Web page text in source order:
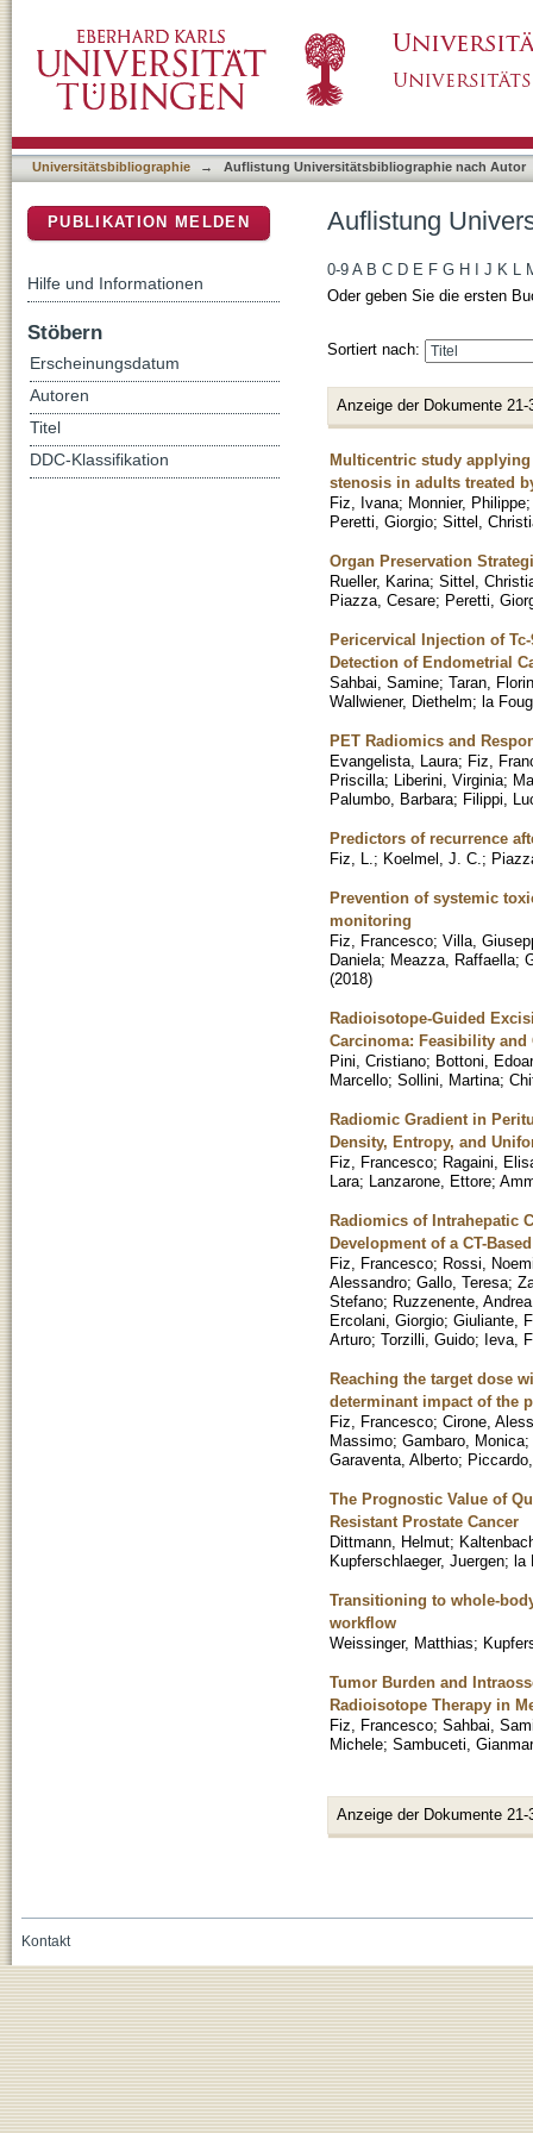
Universitätsbibliographie → Auflistung Universitätsbibliographie nach Autor
Auflistung
0-9 A B C D E F G H J K L
Oder geben Sie die ersten
Sortiert nach:
Anzeige der Dokumente 21-
Multicentric study
stenosis in adults treated
Fiz, Ivana; Monnier, Philippe
Peretti, Giorgio; Sittel,
Organ Preservation
Rueller, Karina; Sittel,
Piazza, Cesare; Peretti,
Pericervical Injection of
Detection of Endometrial
Sahbai, Samine; Taran,
Wallwiener, Diethelm; la
PET Radiomics and
Evangelista, Laura; Fiz,
Priscilla; Liberini, Virginia;
Palumbo, Barbara; Filippi,
Predictors of recurrence
Fiz, L. ; Koelmel, J. C. ;
Prevention of systemic
monitoring
Fiz, Francesco; Villa,
Daniela; Meazza, Raffaella;
(2018)
Radioisotope-Guided
Carcinoma: Feasibility
Pini, Cristiano; Bottoni,
Marcello; Sollini, Martina;
Radiomic Gradient in
Density, Entropy, and
Fiz, Francesco; Ragaini,
Lara; Lanzarone, Ettore;
Radiomics of Intrahepatic
Development of a CT-
Fiz, Francesco; Rossi,
Alessandro; Gallo, Teresa;
Stefano; Ruzzenente, Andrea
Ercolani, Giorgio; Giuliante,
Arturo; Torzilli, Guido; Ieva,
Reaching the target dose
determinant impact of the
Fiz, Francesco; Cirone,
Massimo; Gambaro, Monica;
Garaventa, Alberto;
The Prognostic Value of
Resistant Prostate Cancer
Dittmann, Helmut;
Kupferschlaeger, Juergen; la
Transitioning to whole-
workflow
Weissinger, Matthias;
Tumor Burden and
Radioisotope Therapy in
Fiz, Francesco; Sahbai,
Michele; Sambuceti,
Anzeige der Dokumente 21-
PUBLIKATION MELDEN
Hilfe und Informationen
Stöbern
Erscheinungsdatum
Autoren
Titel
DDC-Klassifikation
Kontakt